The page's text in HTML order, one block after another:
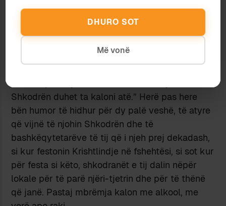
punojnë këtu, kokë më kokë, duke therur, duke
prerë e duke shitur. Shumë shpejt do të bëhen
bashkë për të paguar edhe për pastrimin e
“hangarit” ku si brenda si jashtë fluturojnë
Shkodrën duhet ta kaloni atë.” Herë pas here
bën humor të hidhur për dy palë veshë, të atyre
që vijnë të njohin Shkodrën dhe të
bashkëqytetarëve të tij që i njeh prej dekadash,
si kur festonin Krishtlindje në fshehtësi, si sot kur
për festa si këto, shkodranët e tij dalin nëpër
lokale për të parë njëri-tjetrin dhe për të thënë
që janë. Pastaj mbrëmja kalon me alkool, me
DHURO SOT
Më vonë